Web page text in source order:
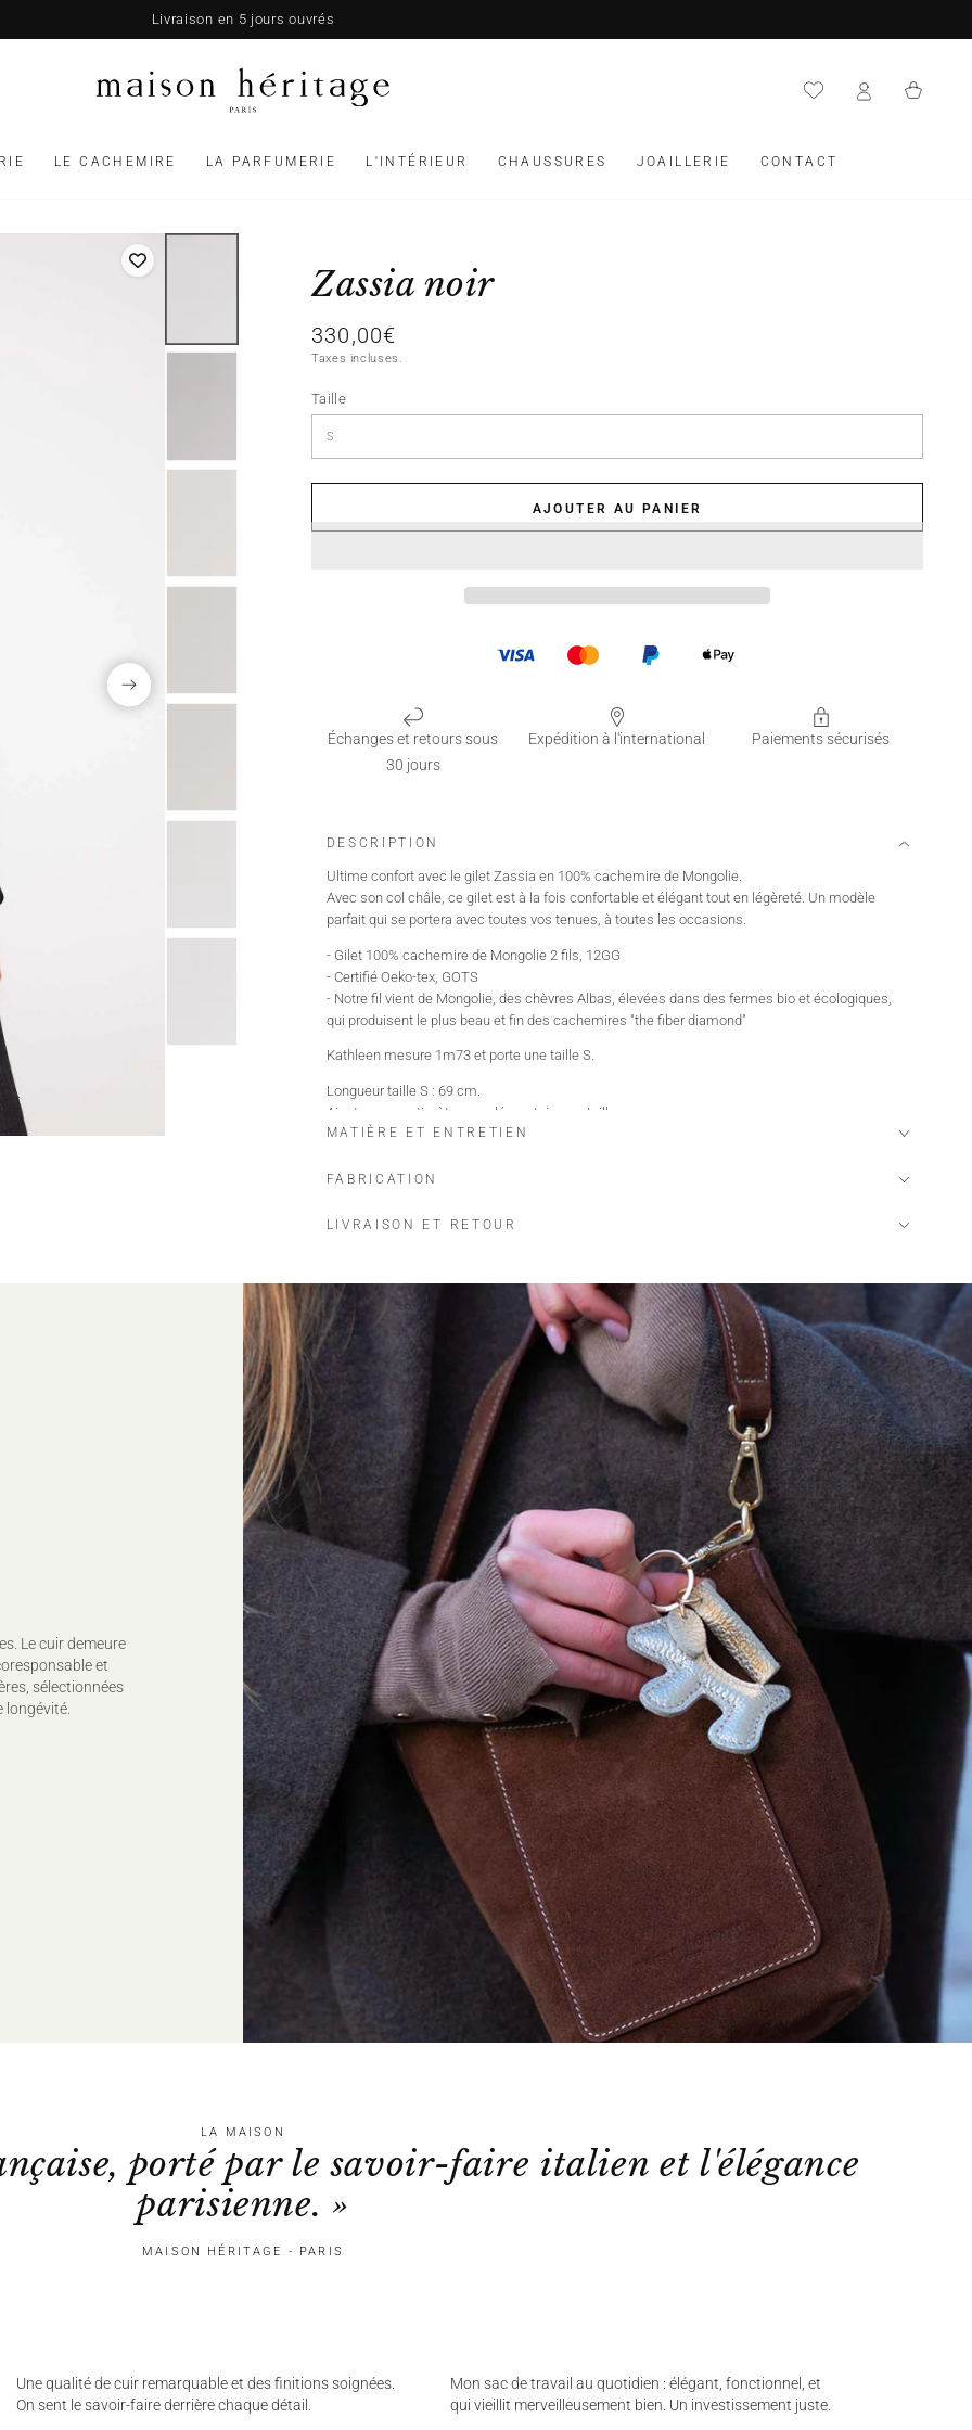
Livraison en 5 jours ouvrés
LE CACHEMIRE LA PARFUMERIE L'INTÉRIEUR CHAUSSURES JOAILLERIE CONTACT
Panier
Zassia noir
Prix
normal
330,00€
Taxes incluses.
Taille
AJOUTER AU PANIER
Échanges et retours sous
30 jours
Expédition à l'international Paiements sécurisés
DESCRIPTION
Ultime confort avec le gilet Zassia en 100% cachemire de Mongolie.
Avec son col châle, ce gilet est à la fois confortable et élégant tout en légèreté. Un modèle
parfait qui se portera avec toutes vos tenues, à toutes les occasions.
- Gilet 100% cachemire de Mongolie 2 fils, 12GG
- Certifié Oeko-tex, GOTS
- Notre fil vient de Mongolie, des chèvres Albas, élevées dans des fermes bio et écologiques,
qui produisent le plus beau et fin des cachemires "the fiber diamond"
Kathleen mesure 1m73 et porte une taille S.
Longueur taille S : 69 cm.
Ajoutez un centimètre supplémentaire par taille.
GOTS, garantissant:
La préservation des ressources et matières premières pour produire les textiles
L'intervention d'organismes dédiés contrôlant le bon respect des règles du label
100% CASHMERE
Ne pas laver
Ne pas javelliser
Ne pas sécher en tambour
Repassage à température faible, max
110°C, (sur l'envers)
Nettoyage à sec délicat
Sécher à plat
Pour plus de conseils d'entretien rendez vous sur notre site maisonheritage.fr
MATIÈRE ET ENTRETIEN
FABRICATION
LIVRAISON ET RETOUR
Le cuir demeure
et
sélectionnées
longévité.
LA MAISON
porté par le savoir-faire italien et l'élégance
parisienne. »
MAISON HÉRITAGE - PARIS
Une qualité de cuir remarquable et des finitions soignées.
On sent le savoir-faire derrière chaque détail.
Mon sac de travail au quotidien : élégant, fonctionnel, et
qui vieillit merveilleusement bien. Un investissement juste.